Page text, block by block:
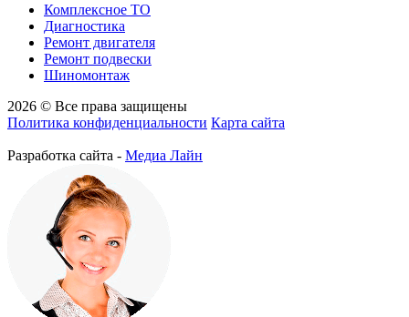
Комплексное ТО
Диагностика
Ремонт двигателя
Ремонт подвески
Шиномонтаж
2026 © Все права защищены
Политика конфиденциальности Карта сайта
Разработка сайта - Медиа Лайн